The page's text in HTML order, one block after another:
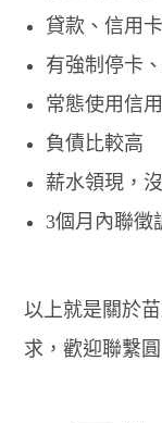
貸款、信用
有強制停卡
常態使用信
負債比較高
薪水領現，
3個月內聯徵
以上就是關於
求，歡迎聯繫